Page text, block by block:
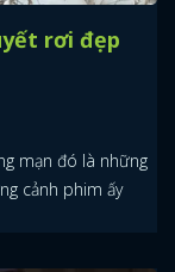
rơi đẹp
mạn đó là những
cảnh phim ấy